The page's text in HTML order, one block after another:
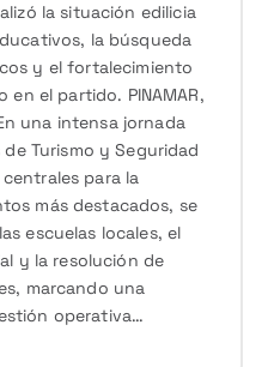
la situación edilicia
la búsqueda
y el fortalecimiento
el partido. PINAMAR,
una intensa jornada
Turismo y Seguridad
para la
más destacados, se
escuelas locales, el
y la resolución de
marcando una
operativa…